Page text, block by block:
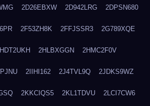
2D26EBXW 2D942LRG 2DPSN680
2F53ZH8K 2FFJSSR3 2G789XQE
2HLBXGGN 2HMC2F0V
2IIHI162 2J4TVL9Q 2JDKS9WZ
2KKCIQS5 2KL1TDVU 2LCI7CW6